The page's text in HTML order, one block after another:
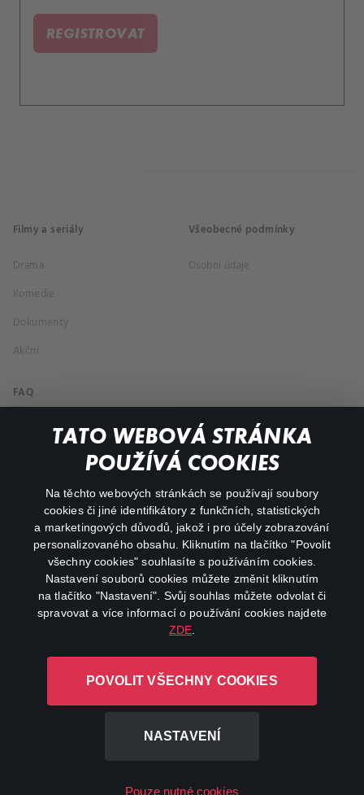
TATO WEBOVÁ STRÁNKA
POUŽÍVÁ COOKIES
Na těchto webových stránkách se používají soubory
cookies či jiné identifikátory z funkčních, statistických
a marketingových důvodů, jakož i pro účely zobrazování
personalizovaného obsahu. Kliknutím na tlačítko "Povolit
všechny cookies" souhlasíte s používáním cookies.
Nastavení souborů cookies můžete změnit kliknutím
na tlačítko "Nastavení". Svůj souhlas můžete odvolat či
spravovat a více informací o používání cookies najdete
ZDE
POVOLIT VŠECHNY COOKIES
NASTAVENÍ
Pouze nutné cookies
REGISTROVAT
Filmy a seriály
Drama
Komedie
Dokumenty
Akční
Všeobecné podmínky
Osobní údaje
FAQ
Můj účet
Důležité odkazy
facebookinstagram
youtube
L-1246 Luxembourg R.C.S.